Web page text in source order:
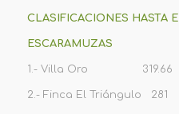
CLASIFICACIONES HASTA
ESCARAMUZAS
1.- Villa Oro 319.66
2.- Finca El Triángulo 281